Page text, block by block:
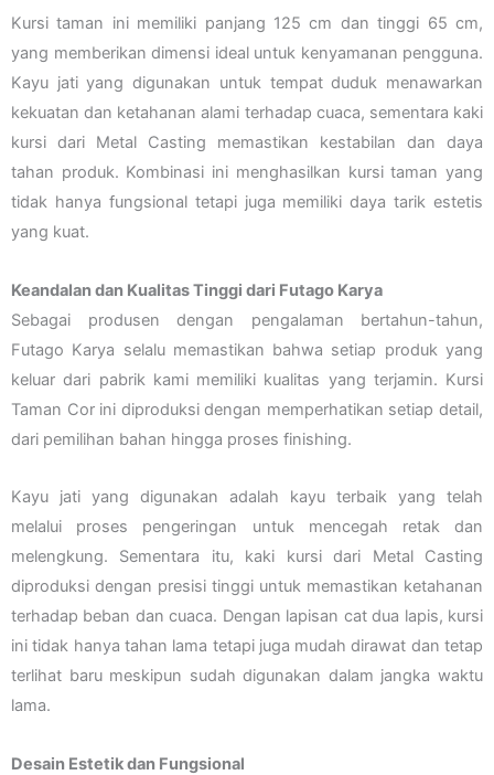
Kursi taman ini memiliki panjang 125 cm dan tinggi 65 cm,
yang memberikan dimensi ideal untuk kenyamanan pengguna.
Kayu jati yang digunakan untuk tempat duduk menawarkan
kekuatan dan ketahanan alami terhadap cuaca, sementara kaki
kursi dari Metal Casting memastikan kestabilan dan daya
tahan produk. Kombinasi ini menghasilkan kursi taman yang
tidak hanya fungsional tetapi juga memiliki daya tarik estetis
yang kuat.
Keandalan dan Kualitas Tinggi dari Futago Karya
Sebagai produsen dengan pengalaman bertahun-tahun,
Futago Karya selalu memastikan bahwa setiap produk yang
keluar dari pabrik kami memiliki kualitas yang terjamin. Kursi
Taman Cor ini diproduksi dengan memperhatikan setiap detail,
dari pemilihan bahan hingga proses finishing.
Kayu jati yang digunakan adalah kayu terbaik yang telah
melalui proses pengeringan untuk mencegah retak dan
melengkung. Sementara itu, kaki kursi dari Metal Casting
diproduksi dengan presisi tinggi untuk memastikan ketahanan
terhadap beban dan cuaca. Dengan lapisan cat dua lapis, kursi
ini tidak hanya tahan lama tetapi juga mudah dirawat dan tetap
terlihat baru meskipun sudah digunakan dalam jangka waktu
lama.
Desain Estetik dan Fungsional